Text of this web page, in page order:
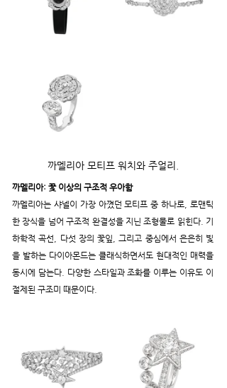
까멜리아 모티프 워치와 주얼리.
까멜리아: 꽃 이상의 구조적 우아함
까멜리아는 샤넬이 가장 아꼈던 모티프 중 하나로, 로맨틱
한 장식을 넘어 구조적 완결성을 지닌 조형물로 읽힌다. 기
하학적 곡선, 다섯 장의 꽃잎, 그리고 중심에서 은은히 빛
을 발하는 다이아몬드는 클래식하면서도 현대적인 매력을
동시에 담는다. 다양한 스타일과 조화를 이루는 이유도 이
절제된 구조미 때문이다.